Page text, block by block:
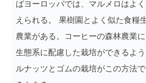
ばヨーロッパでは、マルメロはよ
えられる。 果樹園とよく似た食糧
農業がある。コーヒーの森林農業
生態系に配慮した栽培ができるよ
ルナッツとゴムの栽培がこの方法